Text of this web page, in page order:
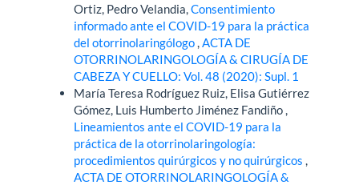
Ortiz, Pedro Velandia,Consentimiento
informado ante el COVID-19 para la práctica
del otorrinolaringólogo,ACTA DE
OTORRINOLARINGOLOGÍA & CIRUGÍA DE
CABEZA Y CUELLO: Vol. 48 (2020): Supl. 1
María Teresa Rodríguez Ruiz, Elisa Gutiérrez
Gómez, Luis Humberto Jiménez Fandiño ,
Lineamientos ante el COVID-19 para la
práctica de la otorrinolaringología:
procedimientos quirúrgicos y no quirúrgicos,
ACTA DE OTORRINOLARINGOLOGÍA &